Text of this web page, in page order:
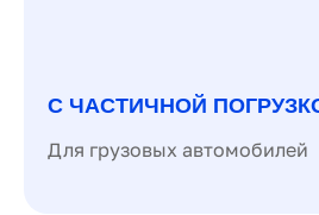
С ЧАСТИЧНОЙ
Для грузовых автомобилей